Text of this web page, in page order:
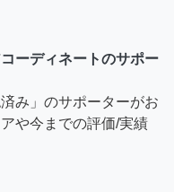
ーディネートのサポー
み」のサポーターがお
や今までの評価/実績